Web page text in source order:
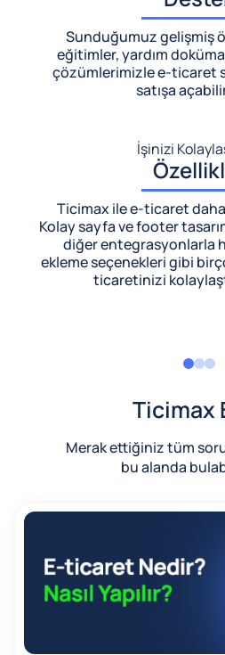
Sunduğumuz gelişmiş
eğitimler, yardım
çözümlerimizlee-ticaret
satışa
İşinizi
Ticimax ile e-ticaret daha
Kolay sayfa ve footer
diğer entegrasyonlarla
ekleme seçenekleri gibi
ticaretinizi
Ticimax
Merak ettiğiniz tüm
bu alanda